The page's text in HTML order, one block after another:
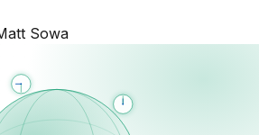
Sowa